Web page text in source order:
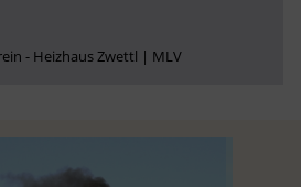
- Heizhaus Zwettl | MLV